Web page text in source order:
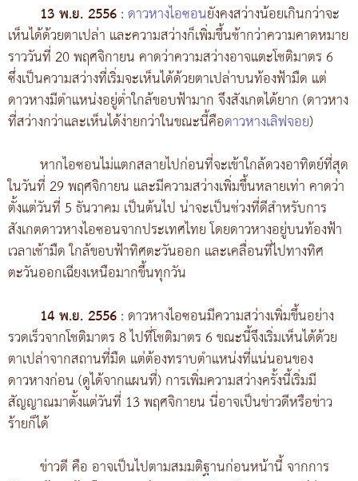
13 พ.ย. 2556:ดาวหางไอซอนยังคงสว่างน้อยเกินกว่าจะ
เห็นได้ด้วยตาเปล่า และความสว่างก็เพิ่มขึ้นช้ากว่าความคาดหมาย
ราววันที่ 20 พฤศจิกายน คาดว่าความสว่างอาจแตะโชติมาตร 6
ซึ่งเป็นความสว่างที่เริ่มจะเห็นได้ด้วยตาเปล่าบนท้องฟ้ามืด แต่
ดาวหางมีตำแหน่งอยู่ต่ำใกล้ขอบฟ้ามาก จึงสังเกตได้ยาก (ดาวหาง
ที่สว่างกว่าและเห็นได้ง่ายกว่าในขณะนี้คือดาวหางเลิฟจอย)
หากไอซอนไม่แตกสลายไปก่อนที่จะเข้าใกล้ดวงอาทิตย์ที่สุด
ในวันที่ 29 พฤศจิกายน และมีความสว่างเพิ่มขึ้นหลายเท่า คาดว่า
ตั้งแต่วันที่ 5 ธันวาคม เป็นต้นไป น่าจะเป็นช่วงที่ดีสำหรับการ
สังเกตดาวหางไอซอนจากประเทศไทย โดยดาวหางอยู่บนท้องฟ้า
เวลาเช้ามืด ใกล้ขอบฟ้าทิศตะวันออก และเคลื่อนที่ไปทางทิศ
ตะวันออกเฉียงเหนือมากขึ้นทุกวัน
14 พ.ย. 2556: ดาวหางไอซอนมีความสว่างเพิ่มขึ้นอย่าง
รวดเร็วจากโชติมาตร 8 ไปที่โชติมาตร 6 ขณะนี้จึงเริ่มเห็นได้ด้วย
ตาเปล่าจากสถานที่มืด แต่ต้องทราบตำแหน่งที่แน่นอนของ
ดาวหางก่อน (ดูได้จากแผนที่) การเพิ่มความสว่างครั้งนี้เริ่มมี
สัญญาณมาตั้งแต่วันที่ 13 พฤศจิกายน นี่อาจเป็นข่าวดีหรือข่าว
ร้ายก็ได้
ข่าวดี คือ อาจเป็นไปตามสมมติฐานก่อนหน้านี้ จากการ